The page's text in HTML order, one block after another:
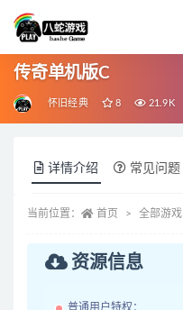
传奇单机版C
怀旧经典 8 21.9K
详情介绍 常见问题
当前位置： 首页 全部游戏
资源信息
普通用户特权：